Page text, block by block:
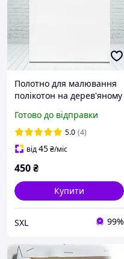
Полотно для малювання
полікотон на дерев'яному
прогрунтоване, розмір
70х90 см Brushme
Готово до відправки
5.0 (4)
від45₴/міс
450₴
Купити
SXL 99%